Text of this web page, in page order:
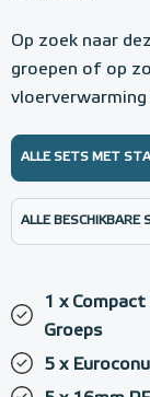
Op zoek naar
groepen of op
vloerverwarming
ALLE SETS MET
ALLE BESCHIKBARE
1 x
Groeps
5 x